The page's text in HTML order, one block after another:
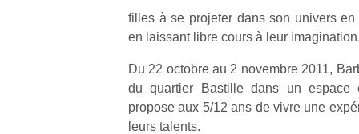
filles à se projeter dans son univers
en laissant libre cours à leur
Du 22 octobre au 2 novembre 2011,
du quartier Bastille dans un espace
propose aux 5/12 ans de vivre une
leurs talents.